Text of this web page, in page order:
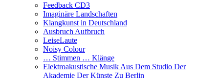
Feedback CD3
Imaginäre Landschaften
Klangkunst in Deutschland
Ausbruch Aufbruch
LeiseLaute
Noisy Colour
… Stimmen … Klänge
Elektroakustische Musik Aus Dem Studio Der
Akademie Der Künste Zu Berlin